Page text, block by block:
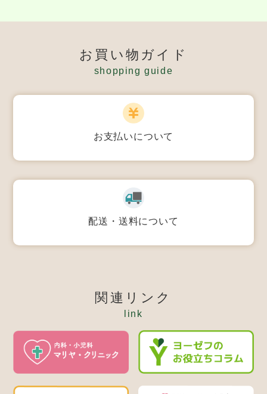
お買い物ガイド
shopping guide
お支払いについて
配送・送料について
関連リンク
link